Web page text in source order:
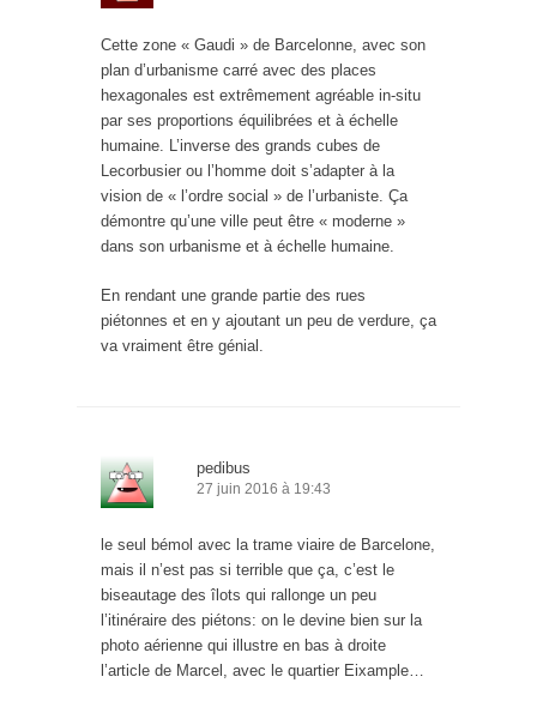
Cette zone « Gaudi » de Barcelonne, avec son
plan d’urbanisme carré avec des places
hexagonales est extrêmement agréable in-situ
par ses proportions équilibrées et à échelle
humaine. L’inverse des grands cubes de
Lecorbusier ou l’homme doit s’adapter à la
vision de « l’ordre social » de l’urbaniste. Ça
démontre qu’une ville peut être « moderne »
dans son urbanisme et à échelle humaine.
En rendant une grande partie des rues
piétonnes et en y ajoutant un peu de verdure, ça
va vraiment être génial.
pedibus
27 juin 2016 à 19:43
le seul bémol avec la trame viaire de Barcelone,
mais il n’est pas si terrible que ça, c’est le
biseautage des îlots qui rallonge un peu
l’itinéraire des piétons: on le devine bien sur la
photo aérienne qui illustre en bas à droite
l’article de Marcel, avec le quartier Eixample…